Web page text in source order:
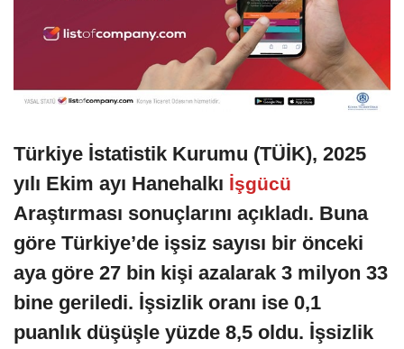
Türkiye İstatistik Kurumu (TÜİK), 2025
yılı Ekim ayı Hanehalkı İşgücü
Araştırması sonuçlarını açıkladı. Buna
göre Türkiye’de işsiz sayısı bir önceki
aya göre 27 bin kişi azalarak 3 milyon 33
bine geriledi. İşsizlik oranı ise 0,1
puanlık düşüşle yüzde 8,5 oldu. İşsizlik